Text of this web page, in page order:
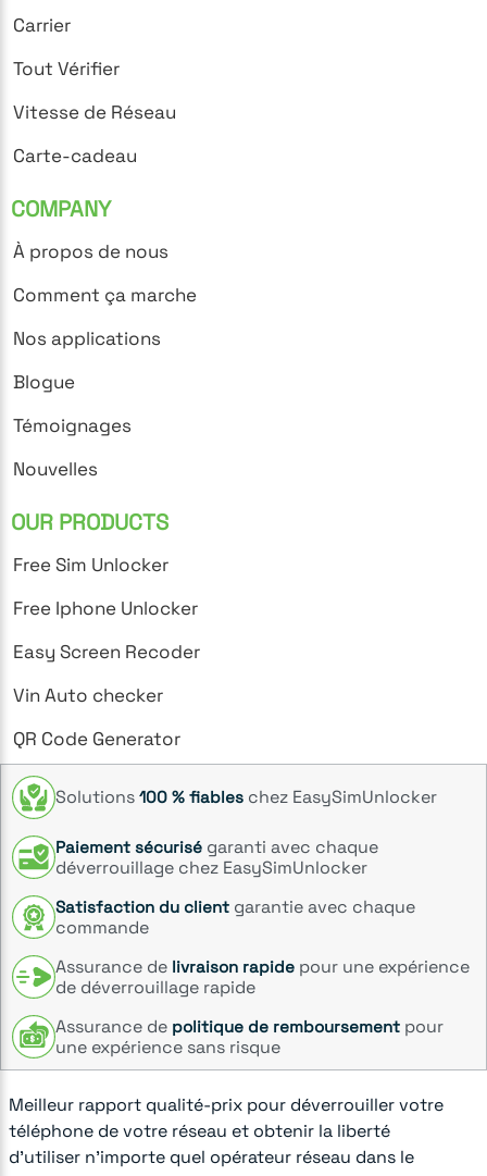
Carrier
Tout Vérifier
Vitesse de Réseau
Carte-cadeau
COMPANY
À propos de nous
Comment ça marche
Nos applications
Blogue
Témoignages
Nouvelles
OUR PRODUCTS
Free Sim Unlocker
Free Iphone Unlocker
Easy Screen Recoder
Vin Auto checker
QR Code Generator
Solutions 100 % fiables chez EasySimUnlocker
Paiement sécurisé garanti avec chaque
déverrouillage chez EasySimUnlocker
Satisfaction du client garantie avec chaque
commande
Assurance de livraison rapide pour une expérience
de déverrouillage rapide
Assurance de politique de remboursement pour
une expérience sans risque
Meilleur rapport qualité-prix pour déverrouiller votre
téléphone de votre réseau et obtenir la liberté
d'utiliser n'importe quel opérateur réseau dans le